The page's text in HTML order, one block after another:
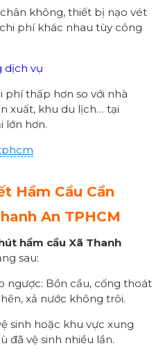
không, thiết bị nạo vét
phí khác nhau tùy công
dịch vụ
phí thấp hơn so với nhà
xuất, khu du lịch… tại
lớn hơn.
Hầm Cầu Cần
An TPHCM
hầm cầu Xã Thanh
sau:
ngược: Bồn cầu, cống thoát
xả nước không trôi.
sinh hoặc khu vực xung
đã vệ sinh nhiều lần.